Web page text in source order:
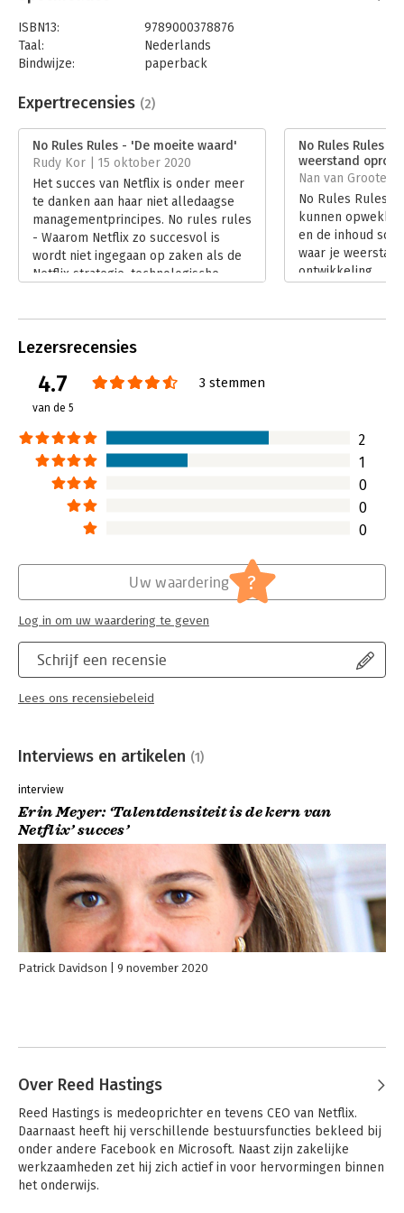
vertelde verhalen uit Hastings’ carrière tonen ze zowel de
positieve als de negatieve kanten ervan. Het levert
inspirerende lessen op die voor elke onderneming van enorme
ISBN13:
9789000378876
Taal:
Nederlands
Bindwijze:
paperback
Uitgever:
Unieboek | Het Spectrum
Verschijningsdatum:
3-6-2021
Hoofdrubriek: Leiderschap
Expertrecensies (2)
No Rules Rules - 'De moeite waard'
Rudy Kor | 15 oktober 2020
Het succes van Netflix is onder meer
te danken aan haar niet alledaagse
managementprincipes. No rules rules
- Waarom Netflix zo succesvol is
wordt niet ingegaan op zaken als de
Netflix strategie, technologische
Lees verder
No Rules Rules -
weerstand
Nan van Grootel
No Rules Rules
kunnen
en de inhoud
waar je
ontwikkeling.
Lezersrecensies
4.7
van de 5
3 stemmen
2
1
0
0
0
Schrijf een recensie
Lees ons recensiebeleid
Uw waardering ?
Log in om uw waardering te geven
Interviews en artikelen (1)
interview
Erin Meyer: ‘Talentdensiteit is de kern van
Netflix’ succes’
Patrick Davidson 9 november 2020
Over Reed Hastings
Reed Hastings is medeoprichter en tevens CEO van Netflix.
Daarnaast heeft hij verschillende bestuursfuncties bekleed bij
onder andere Facebook en Microsoft. Naast zijn zakelijke
werkzaamheden zet hij zich actief in voor hervormingen binnen
het onderwijs.